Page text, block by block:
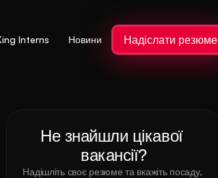
Interns Новини Надіслати резюме
Не знайшли цікавої
вакансії?
Надішліть своє резюме та вкажіть посаду,